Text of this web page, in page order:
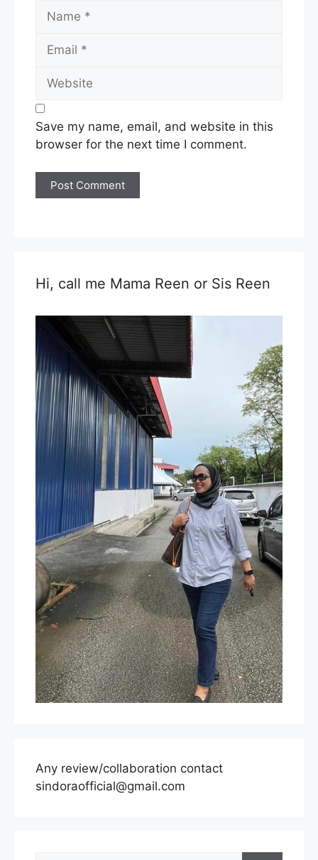
Name
Email
Website
Save my name, email, and website in this
browser for the next time I comment.
Hi, call me Mama Reen or Sis Reen
Any review/collaboration contact
sindoraofficial@gmail.com